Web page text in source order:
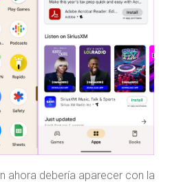
ahora debería aparecer con la